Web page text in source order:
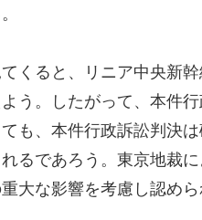
くると、リニア中央新
う。したがって、本件
も、本件行政訴訟判決
るであろう。東京地裁
大な影響を考慮し認め